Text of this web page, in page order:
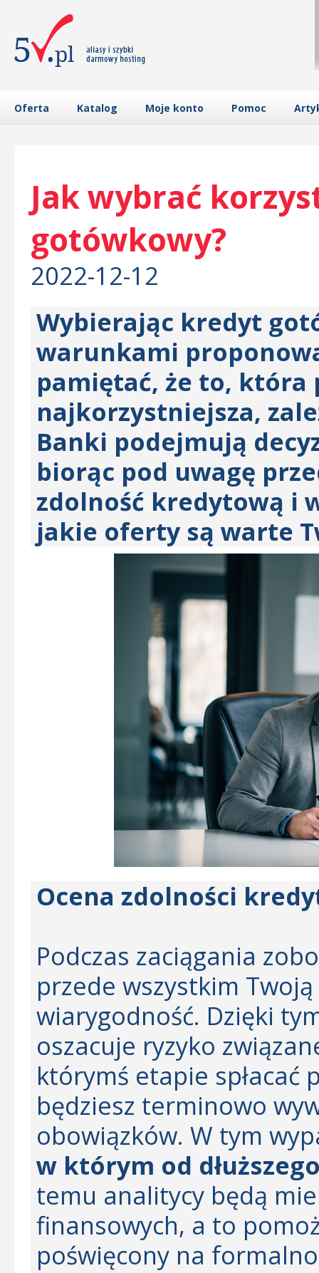
Oferta Katalog Moje konto Pomoc
Jak wybrać
gotówkowy?
2022-12-12
Wybierając kredyt
warunkami
pamiętać, że to, która
najkorzystniejsza,
Banki podejmują
biorąc pod uwagę
zdolność kredytową i
jakie oferty są warte
Ocena zdolności
Podczas zaciągania
przede wszystkim
wiarygodność. Dzięki
oszacuje ryzyko
którymś etapie spłacać
będziesz terminowo
obowiązków. W tym
w którym od
temu analitycy będą
finansowych, a to
poświęcony na